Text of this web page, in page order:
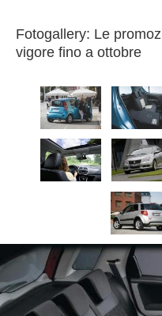
Fotogallery: Le
vigore fino a ottobre